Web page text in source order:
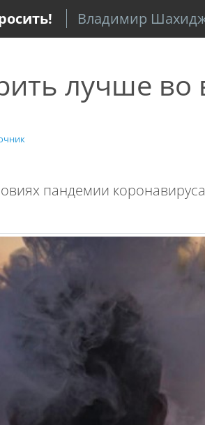
Владимир
лучше во
пандемии